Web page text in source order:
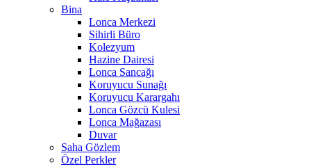
Bina
Lonca Merkezi
Sihirli Büro
Kolezyum
Hazine Dairesi
Lonca Sancağı
Koruyucu Sunağı
Koruyucu Karargahı
Lonca Gözcü Kulesi
Lonca Mağazası
Duvar
Saha Gözlem
Özel Perkler